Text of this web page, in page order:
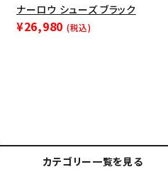
ナーロウ シューズ ブラック
¥26,980 (税込)
カテゴリー一覧を見る